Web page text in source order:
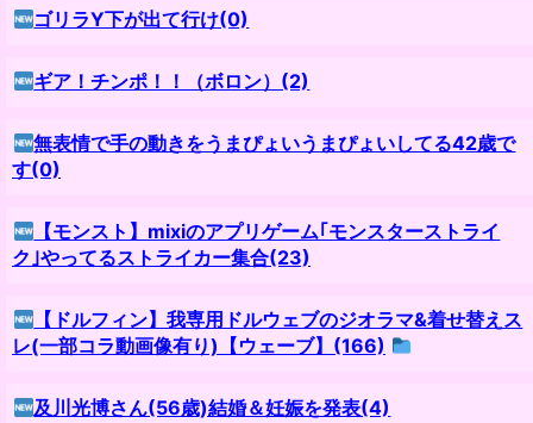
ゴリラY下が出て行け(0)
ギア！チンポ！！（ボロン）(2)
無表情で手の動きをうまぴょいうまぴょいしてる42歳で
す(0)
【モンスト】mixiのアプリゲーム｢モンスターストライ
ク｣やってるストライカー集合(23)
【ドルフィン】我専用ドルウェブのジオラマ&着せ替えス
レ(一部コラ動画像有り)【ウェーブ】(166)
及川光博さん(56歳)結婚＆妊娠を発表(4)